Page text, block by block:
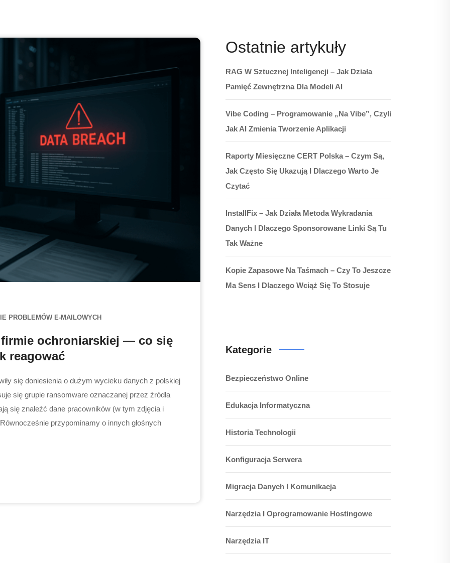
PROBLEMÓW E-MAILOWYCH
ochroniarskiej — co się
reagować
się doniesienia o dużym wycieku danych z polskiej
się grupie ransomware oznaczanej przez źródła
się znaleźć dane pracowników (w tym zdjęcia i
przypominamy o innych głośnych
Ostatnie artykuły
RAG W Sztucznej Inteligencji – Jak Działa
Pamięć Zewnętrzna Dla Modeli AI
Vibe Coding – Programowanie „na Vibe”, Czyli
Jak AI Zmienia Tworzenie Aplikacji
Raporty Miesięczne CERT Polska – Czym Są,
Jak Często Się Ukazują I Dlaczego Warto Je
Czytać
InstallFix – Jak Działa Metoda Wykradania
Danych I Dlaczego Sponsorowane Linki Są Tu
Tak Ważne
Kopie Zapasowe Na Taśmach – Czy To Jeszcze
Ma Sens I Dlaczego Wciąż Się To Stosuje
Kategorie
Bezpieczeństwo Online
Edukacja Informatyczna
Historia Technologii
Konfiguracja Serwera
Migracja Danych I Komunikacja
Narzędzia I Oprogramowanie Hostingowe
Narzędzia IT